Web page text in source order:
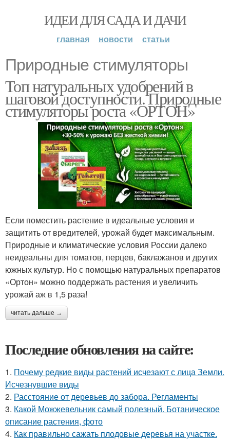
ИДЕИ ДЛЯ САДА И ДАЧИ
главная новости статьи
Природные стимуляторы
Топ натуральных удобрений в
шаговой доступности. Природные
стимуляторы роста «ОРТОН»
Если поместить растение в идеальные условия и
защитить от вредителей, урожай будет максимальным.
Природные и климатические условия России далеко
неидеальны для томатов, перцев, баклажанов и других
южных культур. Но с помощью натуральных препаратов
«Ортон» можно поддержать растения и увеличить
урожай аж в 1,5 раза!
читать дальше →
Последние обновления на сайте:
1. Почему редкие виды растений исчезают с лица Земли.
Исчезнувшие виды
2. Расстояние от деревьев до забора. Регламенты
3. Какой Можжевельник самый полезный. Ботаническое
описание растения, фото
4. Как правильно сажать плодовые деревья на участке.